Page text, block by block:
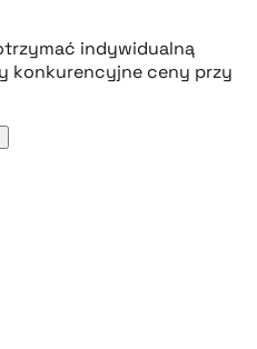
indywidualną
konkurencyjne ceny przy